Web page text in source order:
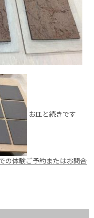
お皿と続きです
の体験ご予約またはお問合